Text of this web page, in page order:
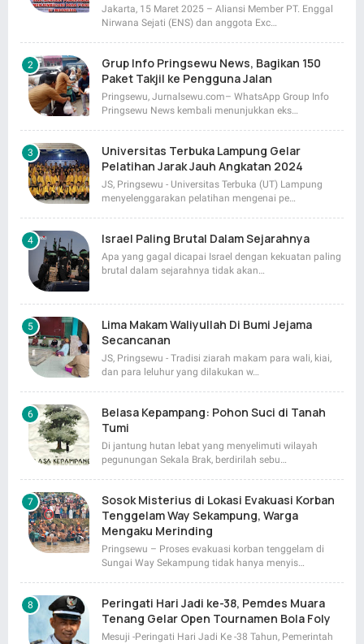
Jakarta, 15 Maret 2025 – Aliansi Member PT. Enggal
Nirwana Sejati (ENS) dan anggota Exc…
Grup Info Pringsewu News, Bagikan 150
Paket Takjil ke Pengguna Jalan
Pringsewu, Jurnalsewu.com– WhatsApp Group Info
Pringsewu News kembali menunjukkan eks…
Universitas Terbuka Lampung Gelar
Pelatihan Jarak Jauh Angkatan 2024
JS, Pringsewu - Universitas Terbuka (UT) Lampung
menyelenggarakan pelatihan mengenai pe…
Israel Paling Brutal Dalam Sejarahnya
Apa yang gagal dicapai Israel dengan kekuatan paling
brutal dalam sejarahnya tidak akan…
Lima Makam Waliyullah Di Bumi Jejama
Secancanan
JS, Pringsewu - Tradisi ziarah makam para wali, kiai,
dan para leluhur yang dilakukan w…
Belasa Kepampang: Pohon Suci di Tanah
Tumi
Di jantung hutan lebat yang menyelimuti wilayah
pegunungan Sekala Brak, berdirilah sebu…
Sosok Misterius di Lokasi Evakuasi Korban
Tenggelam Way Sekampung, Warga
Mengaku Merinding
Pringsewu – Proses evakuasi korban tenggelam di
Sungai Way Sekampung tidak hanya menyis…
Peringati Hari Jadi ke-38, Pemdes Muara
Tenang Gelar Open Tournamen Bola Foly
Mesuji -Peringati Hari Jadi Ke -38 Tahun, Pemerintah